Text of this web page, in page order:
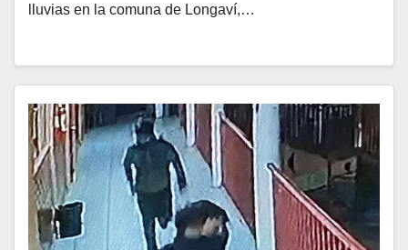
lluvias en la comuna de Longaví,…